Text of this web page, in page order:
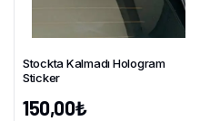
Stockta Kalmadı Hologram
Sticker
150,00₺